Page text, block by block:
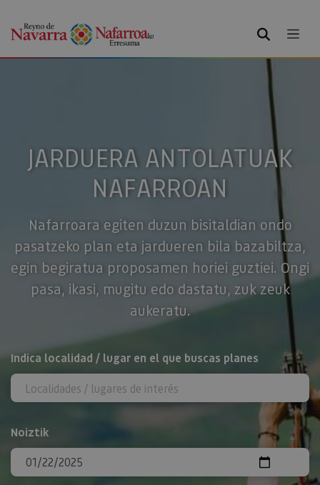
BILATU
JARDUERA ANTOLATUAK
NAFARROAN
Nafarroara egiten duzun bisitaldian ondo
pasatzeko plan eta jardueren bila bazabiltza,
egin begiratua proposamen horiei guztiei. Ongi
pasa, ikasi, mugitu edo dastatu, zuk zeuk
aukeratu.
BILATU
Indica localidad / lugar en el que buscas planes
Noiztik